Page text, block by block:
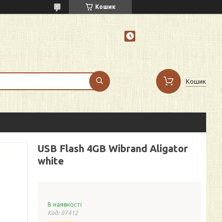
Кошик
Кошик
USB Flash 4GB Wibrand Aligator
white
В наявності
Код: 87412